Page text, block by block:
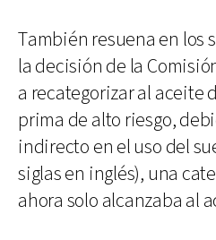
También resuena en los
la decisión de la
a recategorizar al aceite
prima de alto riesgo,
indirecto en el uso del
siglas en inglés), una
ahora solo alcanzaba al